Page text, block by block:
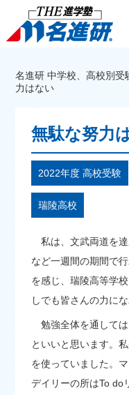
名進研 中学校、高校別受
力はない
無駄な努力
2022年度 高校受験
瑞陵高校
私は、文武両道を達
など一週間の期間で
を感じ、瑞陵高等学
しでも皆さんの力に
勉強全体を通しては
といいと思います。
を使っていました。
デイリーの所はTo do